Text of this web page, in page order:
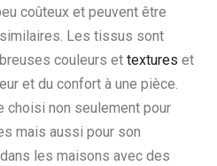
coûteux et peuvent être
Les tissus sont
couleurs et textures et
et du confort à une pièce.
choisi non seulement pour
mais aussi pour son
les maisons avec des